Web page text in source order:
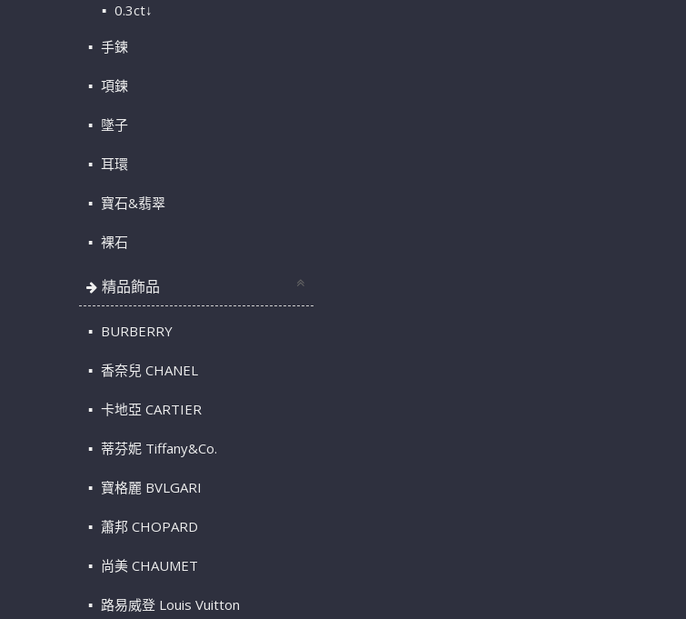
0.3ct↓
手鍊
項鍊
墜子
耳環
寶石&翡翠
裸石
精品飾品
BURBERRY
香奈兒 CHANEL
卡地亞 CARTIER
蒂芬妮 Tiffany&Co.
寶格麗 BVLGARI
蕭邦 CHOPARD
尚美 CHAUMET
路易威登 Louis Vuitton